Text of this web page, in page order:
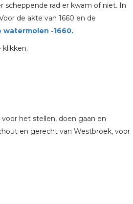
rad er kwam of niet. In
de akte van 1660 en de
-1660.
klikken.
voor het stellen, doen gaan en
en gerecht van Westbroek, voor